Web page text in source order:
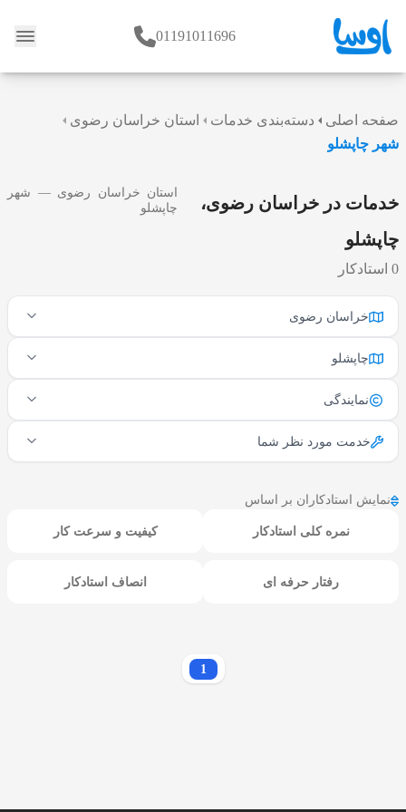
وبلاگ 01191011696
صفحه اصلی دسته‌بندی خدمات
استان خراسان رضوی
شهر چاپشلو
خدمات در خراسان رضوی،
چاپشلو
0 استادکار
استان خراسان رضوی — شهر
چاپشلو
خراسان رضوی
چاپشلو
نمایندگی
خدمت مورد نظر شما
نمایش استادکاران بر اساس
نمره کلی استادکار کیفیت و سرعت کار
رفتار حرفه ای انصاف استادکار
1